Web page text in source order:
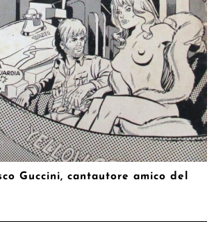
Guccini, cantautore amico del